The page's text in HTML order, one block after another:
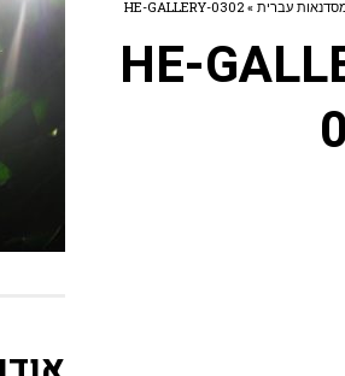
עברית »
HE-GALLERY-0302
HE-